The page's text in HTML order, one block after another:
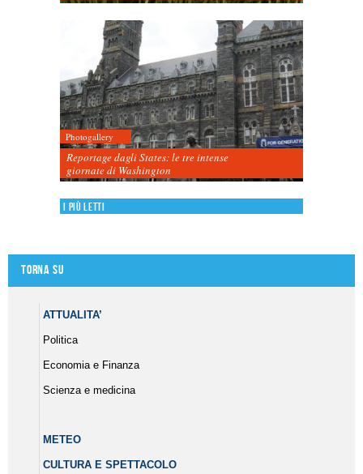
Photogallery
Reportage dagli States: le tre intense
giornate di Washington
I più letti
Torna su
ATTUALITA’
Politica
Economia e Finanza
Scienza e medicina
METEO
CULTURA E SPETTACOLO